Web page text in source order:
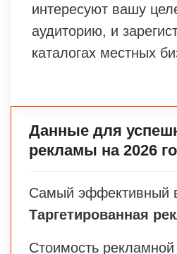
интересуют вашу
аудиторию, и
каталогах местных
Данные для
рекламы на 2026
Самый эффективный
Таргетированная
Стоимость